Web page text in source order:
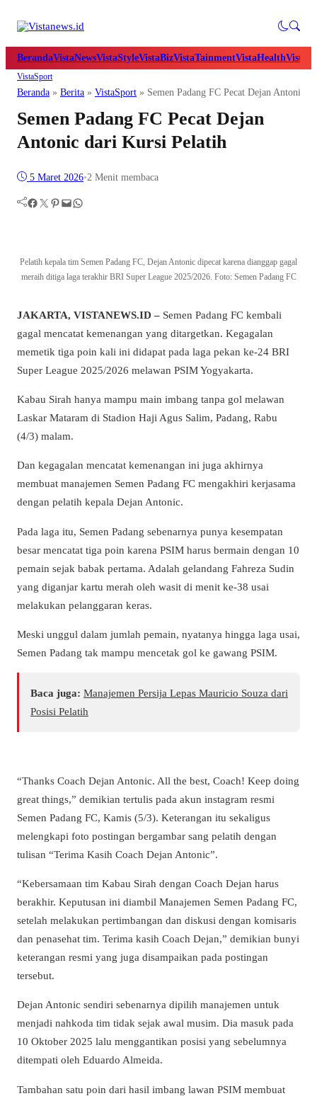
BerandaVistaNewsVistaStyleVistaBizVistaTainmentVistaHealth
VistaSport
Beranda » Berita » VistaSport » Semen Padang FC Pecat Dejan Antonic
Semen Padang FC Pecat Dejan
Antonic dari Kursi Pelatih
5 Maret 2026•2 Menit membaca
Facebook Twitter Pinterest Mail WhatsApp
Pelatih kepala tim Semen Padang FC, Dejan Antonic dipecat karena dianggap gagal
meraih ditiga laga terakhir BRI Super League 2025/2026. Foto: Semen Padang FC
JAKARTA, VISTANEWS.ID – Semen Padang FC kembali
gagal mencatat kemenangan yang ditargetkan. Kegagalan
memetik tiga poin kali ini didapat pada laga pekan ke-24 BRI
Super League 2025/2026 melawan PSIM Yogyakarta.
Kabau Sirah hanya mampu main imbang tanpa gol melawan
Laskar Mataram di Stadion Haji Agus Salim, Padang, Rabu
(4/3) malam.
Dan kegagalan mencatat kemenangan ini juga akhirnya
membuat manajemen Semen Padang FC mengakhiri kerjasama
dengan pelatih kepala Dejan Antonic.
Pada laga itu, Semen Padang sebenarnya punya kesempatan
besar mencatat tiga poin karena PSIM harus bermain dengan 10
pemain sejak babak pertama. Adalah gelandang Fahreza Sudin
yang diganjar kartu merah oleh wasit di menit ke-38 usai
melakukan pelanggaran keras.
Meski unggul dalam jumlah pemain, nyatanya hingga laga usai,
Semen Padang tak mampu mencetak gol ke gawang PSIM.
Baca juga: Manajemen Persija Lepas Mauricio Souza dari
Posisi Pelatih
“Thanks Coach Dejan Antonic. All the best, Coach! Keep doing
great things,” demikian tertulis pada akun instagram resmi
Semen Padang FC, Kamis (5/3). Keterangan itu sekaligus
melengkapi foto postingan bergambar sang pelatih dengan
tulisan “Terima Kasih Coach Dejan Antonic”.
“Kebersamaan tim Kabau Sirah dengan Coach Dejan harus
berakhir. Keputusan ini diambil Manajemen Semen Padang FC,
setelah melakukan pertimbangan dan diskusi dengan komisaris
dan penasehat tim. Terima kasih Coach Dejan,” demikian bunyi
keterangan resmi yang juga disampaikan pada postingan
tersebut.
Dejan Antonic sendiri sebenarnya dipilih manajemen untuk
menjadi nahkoda tim tidak sejak awal musim. Dia masuk pada
10 Oktober 2025 lalu menggantikan posisi yang sebelumnya
ditempati oleh Eduardo Almeida.
Tambahan satu poin dari hasil imbang lawan PSIM membuat